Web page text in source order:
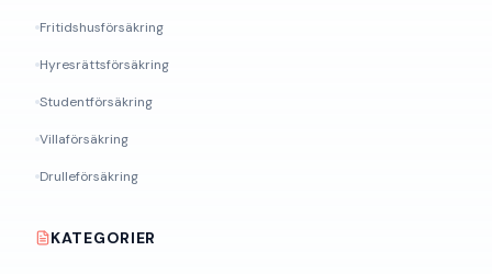
Fritidshusförsäkring
Hyresrättsförsäkring
Studentförsäkring
Villaförsäkring
Drulleförsäkring
KATEGORIER